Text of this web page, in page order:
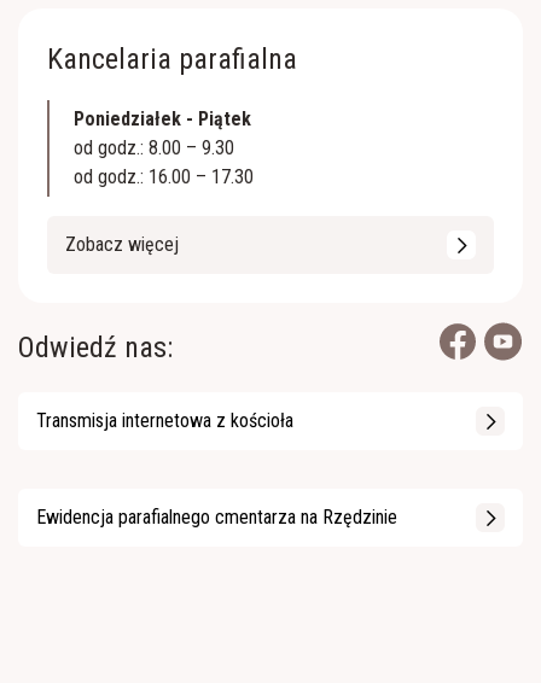
Kancelaria parafialna
Poniedziałek - Piątek
od godz.: 8.00 – 9.30
od godz.: 16.00 – 17.30
Zobacz więcej
Odwiedź nas:
Transmisja internetowa z kościoła
Ewidencja parafialnego cmentarza na Rzędzinie